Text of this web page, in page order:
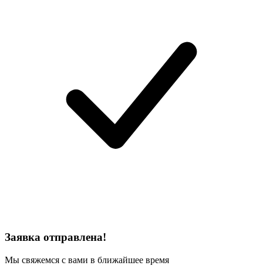
Заявка отправлена!
Мы свяжемся с вами в ближайшее время